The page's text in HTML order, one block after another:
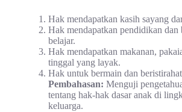
Hak mendapatkan kasih sayang
Hak mendapatkan pendidikan dan
belajar.
Hak mendapatkan makanan,
tinggal yang layak.
Hak untuk bermain dan
Pembahasan: Menguji
tentang hak-hak dasar anak di
keluarga.